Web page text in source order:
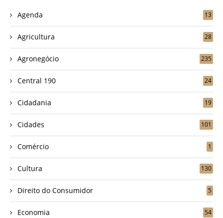
Agenda 13
Agricultura 28
Agronegócio 235
Central 190 24
Cidadania 19
Cidades 101
Comércio 1
Cultura 130
Direito do Consumidor 5
Economia 54